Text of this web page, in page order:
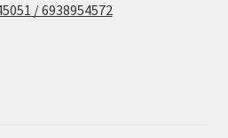
/ 6938954572